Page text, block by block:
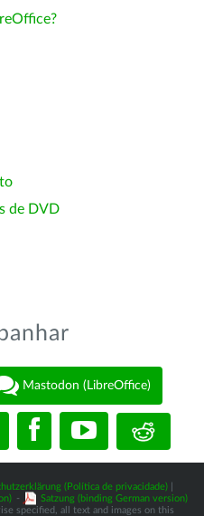
de DVD
Mastodon (LibreOffice)
(Política de privacidade)
-
Satzung (binding German version)
specified, all text and images on this